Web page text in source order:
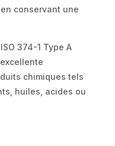
conservant une
374-1 Type A
chimiques tels
huiles, acides ou